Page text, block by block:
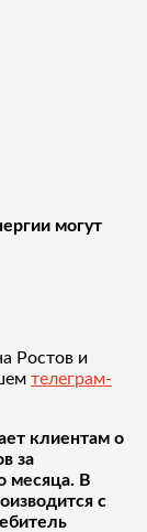
могут
Ростов и
телеграм-
клиентам о
за
месяца. В
с